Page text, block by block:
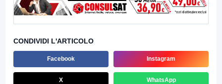
CONDIVIDI L'ARTICOLO
Facebook Instagram
X WhatsApp